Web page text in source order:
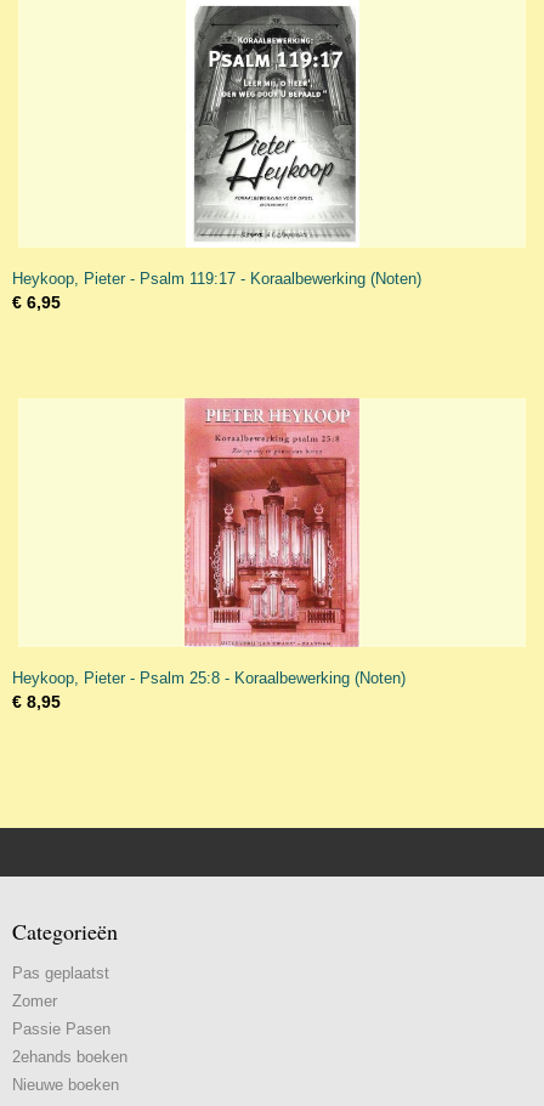
Heykoop, Pieter - Psalm 119:17 - Koraalbewerking (Noten)
€ 6,95
Heykoop, Pieter - Psalm 25:8 - Koraalbewerking (Noten)
€ 8,95
Categorieën
Pas geplaatst
Zomer
Passie Pasen
2ehands boeken
Nieuwe boeken